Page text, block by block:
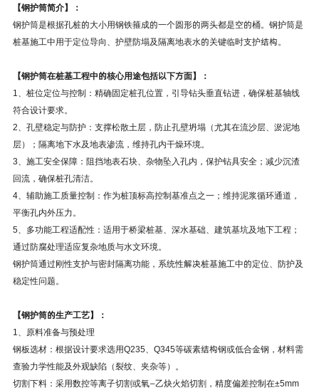
【钢护筒简介】：
钢护筒是根据孔桩的大小用钢铁箍成的一个圆形的两头都是空的桶。钢护筒是
桩基施工中用于定位导向、护壁防塌及隔离地表水的关键临时支护结构。
【钢护筒在桩基工程中的核心用途包括以下方面】：
1、‌桩位定位与控制：精确固定桩孔位置，引导钻头垂直钻进，确保桩基轴线
符合设计要求。
2、‌孔壁稳定与防护：支撑松散土层，防止孔壁坍塌（尤其在流沙层、淤泥地
层）；隔离地下水及地表渗流，维持孔内干燥环境。
3、‌施工安全保障：阻挡地表石块、杂物坠入孔内，保护钻具安全；减少沉渣
回流，确保桩孔清洁。
4、‌辅助施工质量控制：作为桩顶标高控制基准点之一；维持泥浆循环通道，
平衡孔内外压力。
5、‌多功能工程适配性：适用于桥梁桩基、深水基础、建筑基坑及地下工程；
通过防腐处理适应复杂地质与水文环境。
钢护筒通过刚性支护与密封隔离功能，系统性解决桩基施工中的定位、防护及
稳定性问题。
【钢护筒的生产工艺】：
1、原料准备与预处理‌
‌钢板选材：根据设计要求选用Q235、Q345等碳素结构钢或低合金钢，材料需
查验力学性能及外观缺陷（裂纹、夹杂等）。
‌切割下料：采用数控等离子切割或氧—乙炔火焰切割，精度偏差控制在±5mm